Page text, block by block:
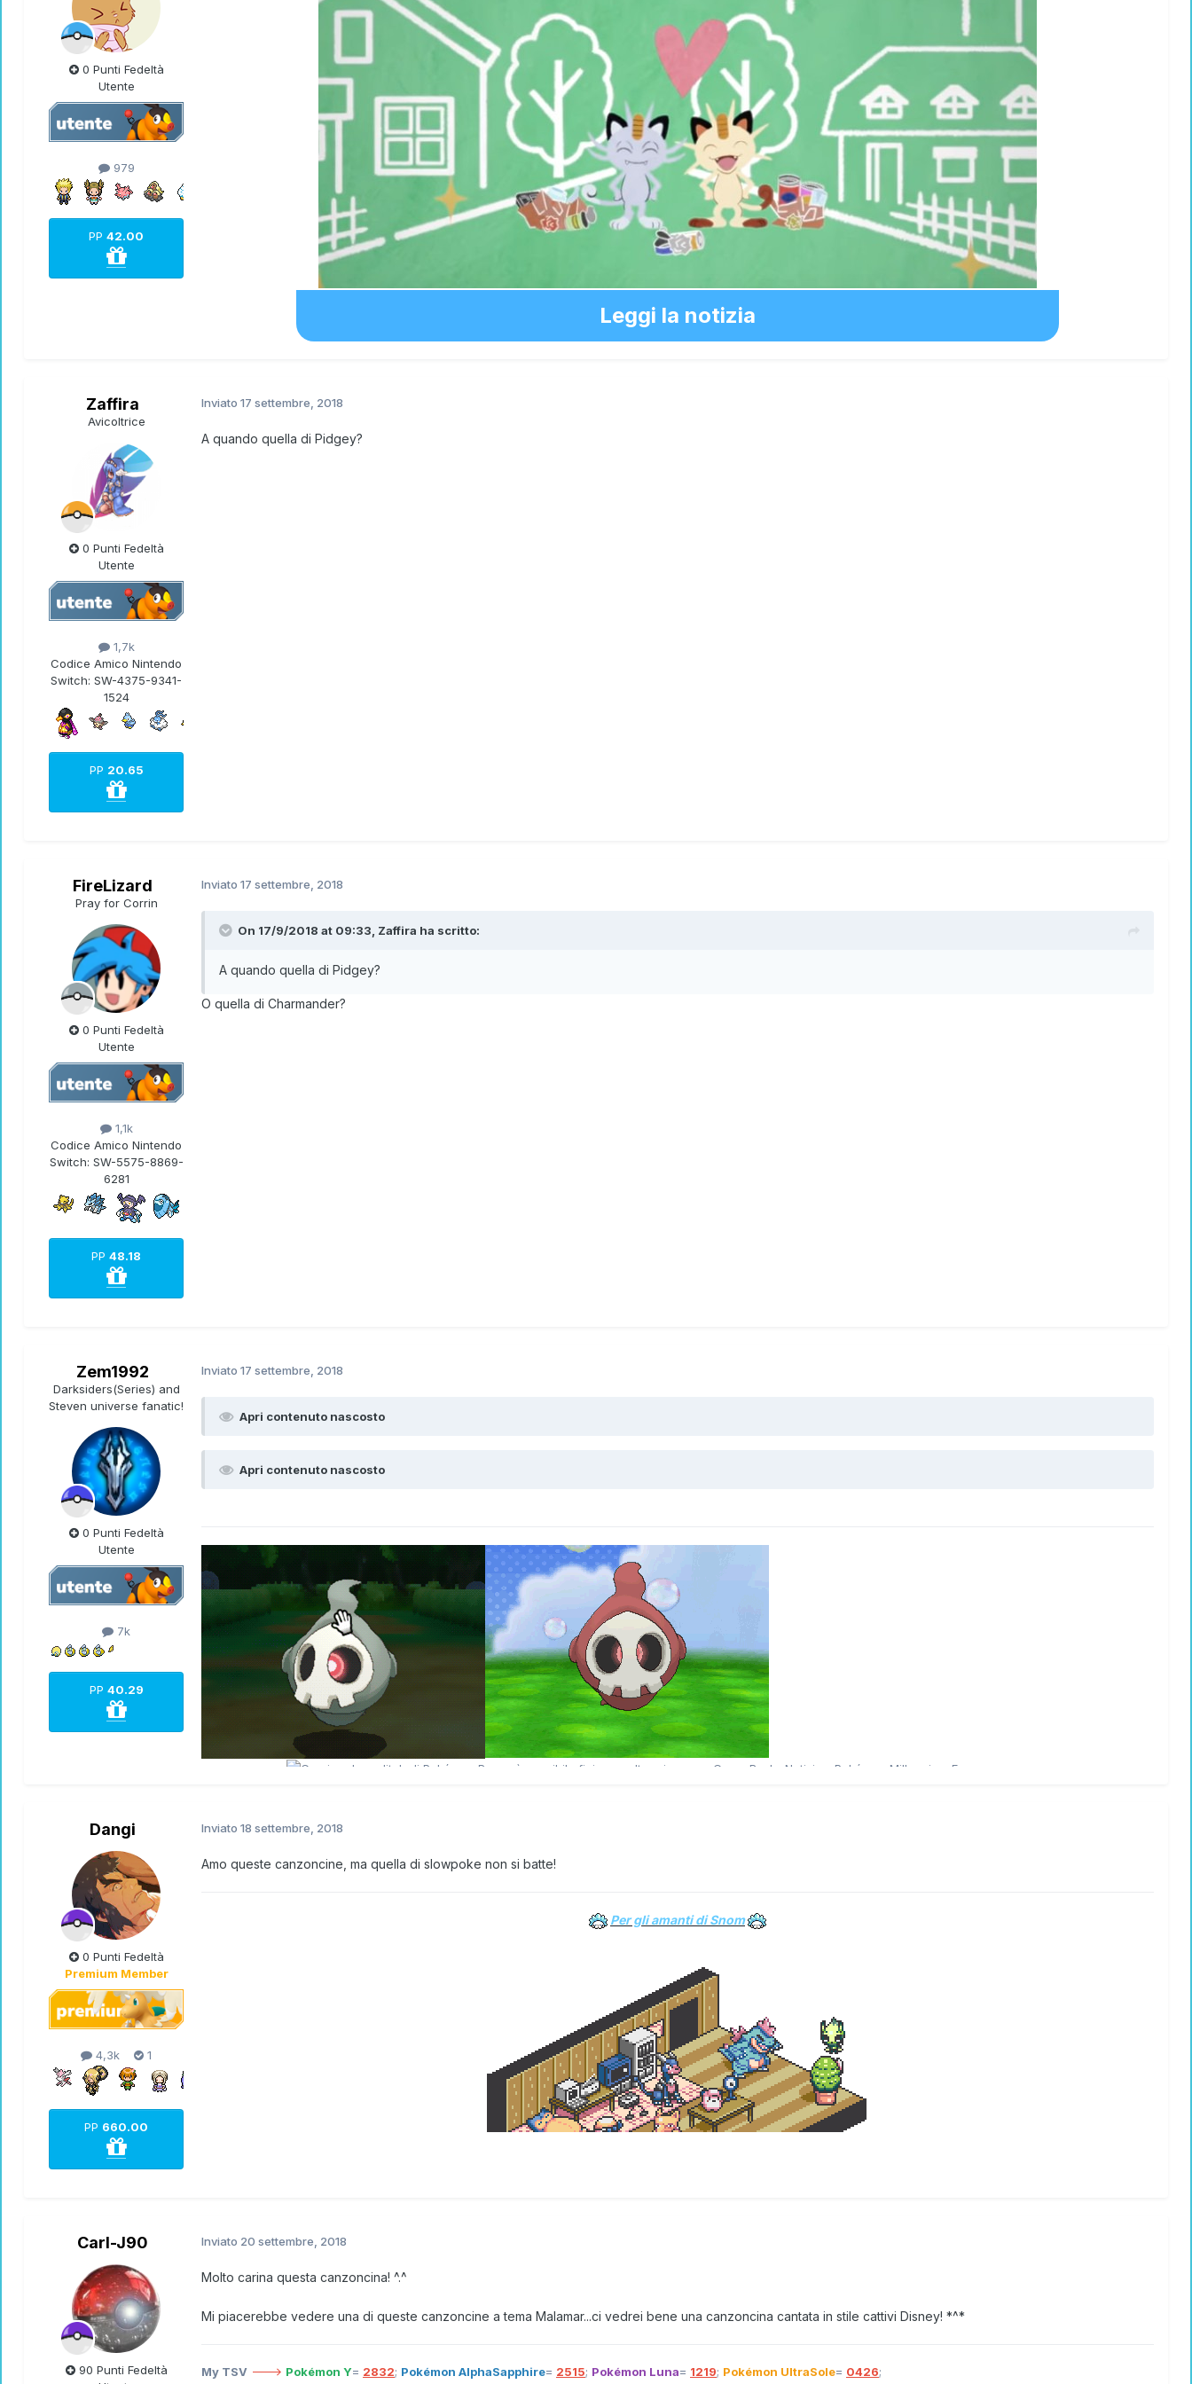
0 Punti Fedeltà
Utente
979
PP 42.00
Leggi la notizia
Zaffira
Avicoltrice
0 Punti Fedeltà
Utente
1,7k
Codice Amico Nintendo
Switch: SW-4375-9341-
1524
PP 20.65
Inviato 17 settembre, 2018
A quando quella di Pidgey?
FireLizard
Pray for Corrin
0 Punti Fedeltà
Utente
1,1k
Codice Amico Nintendo
Switch: SW-5575-8869-
6281
PP 48.18
Inviato 17 settembre, 2018
On 17/9/2018 at 09:33, Zaffira ha scritto:
A quando quella di Pidgey?
O quella di Charmander?
Zem1992
Darksiders(Series) and
Steven universe fanatic!
0 Punti Fedeltà
Utente
7k
PP 40.29
Inviato 17 settembre, 2018
Apri contenuto nascosto
Apri contenuto nascosto
Dangi
0 Punti Fedeltà
Premium Member
4,3k 1
PP 660.00
Inviato 18 settembre, 2018
Amo queste canzoncine, ma quella di slowpoke non si batte!
Per gli amanti di Snom
Carl-J90
90 Punti Fedeltà
Inviato 20 settembre, 2018
Molto carina questa canzoncina! ^.^
Mi piacerebbe vedere una di queste canzoncine a tema Malamar...ci vedrei bene una canzoncina cantata in stile cattivi Disney! *^*
My TSV ---> Pokémon Y= 2832; Pokémon AlphaSapphire= 2515; Pokémon Luna= 1219; Pokémon UltraSole= 0426;